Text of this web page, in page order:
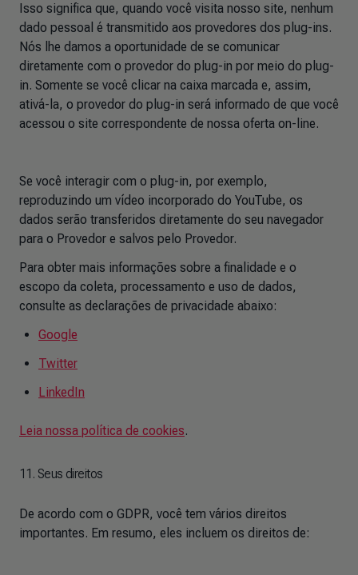
Isso significa que, quando você visita nosso site, nenhum
dado pessoal é transmitido aos provedores dos plug-ins.
Nós lhe damos a oportunidade de se comunicar
diretamente com o provedor do plug-in por meio do plug-
in. Somente se você clicar na caixa marcada e, assim,
ativá-la, o provedor do plug-in será informado de que você
acessou o site correspondente de nossa oferta on-line.
Se você interagir com o plug-in, por exemplo,
reproduzindo um vídeo incorporado do YouTube, os
dados serão transferidos diretamente do seu navegador
para o Provedor e salvos pelo Provedor.
Para obter mais informações sobre a finalidade e o
escopo da coleta, processamento e uso de dados,
consulte as declarações de privacidade abaixo:
Google
Twitter
LinkedIn
Leia nossa política de cookies.
11. Seus direitos
De acordo com o GDPR, você tem vários direitos
importantes. Em resumo, eles incluem os direitos de: